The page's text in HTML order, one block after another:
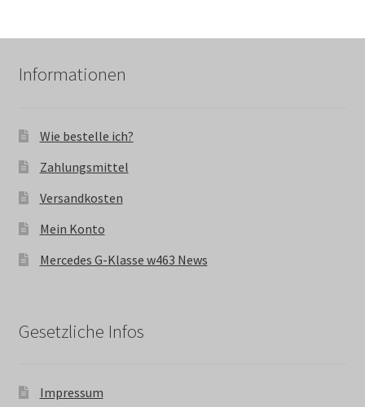
Informationen
Wie bestelle ich?
Zahlungsmittel
Versandkosten
Mein Konto
Mercedes G-Klasse w463 News
Gesetzliche Infos
Impressum